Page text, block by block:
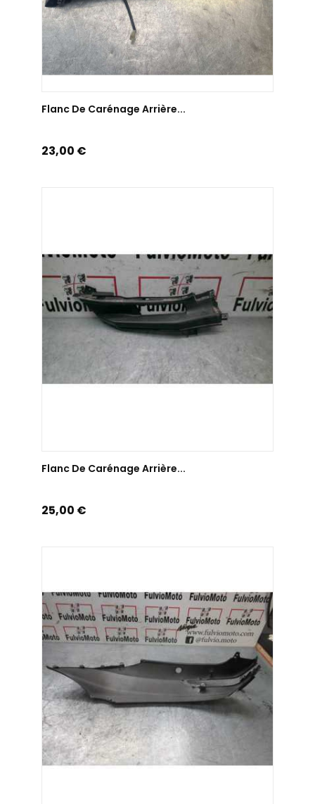
Flanc De Carénage Arrière...
Prix
23,00 €
Flanc De Carénage Arrière...
Prix
25,00 €